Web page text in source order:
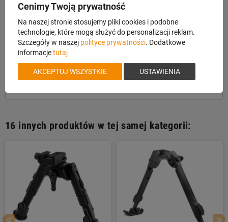
Bi-Pod Harris S-BRMP Picatinny
Niska podwójna podpórka pod broń. Regulowana w zakresie około
15,5cm – 22,5cm [6” – 9”]. Posiada stopniowaną regulację
pokrętła. Przeznaczenie pozycja leżąca, strzelanie ze stołu.
Zintegrowane mocowanie na szynę Picatinny.
16 innych produktów w tej samej kategorii:
Cenimy Twoją prywatność
Na naszej stronie stosujemy pliki cookies i podobne
technologie, które mogą służyć do personalizacji reklam.
Szczegóły w naszej polityce prywatności. Dodatkowe
informacjetutaj
AKCEPTUJ WSZYSTKIE USTAWIENIA